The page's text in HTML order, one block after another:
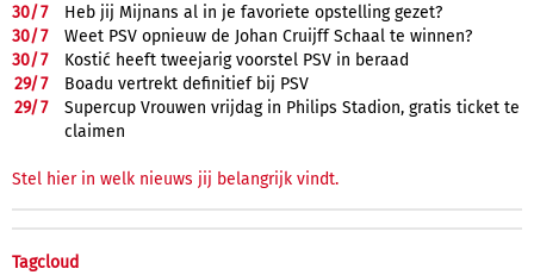
30/7
Heb jij Mijnans al in je favoriete opstelling gezet?
30/7
Weet PSV opnieuw de Johan Cruijff Schaal te winnen?
30/7
Kostić heeft tweejarig voorstel PSV in beraad
29/7
Boadu vertrekt definitief bij PSV
29/7
Supercup Vrouwen vrijdag in Philips Stadion, gratis ticket te
claimen
Stel hier in welk nieuws jij belangrijk vindt.
Tagcloud